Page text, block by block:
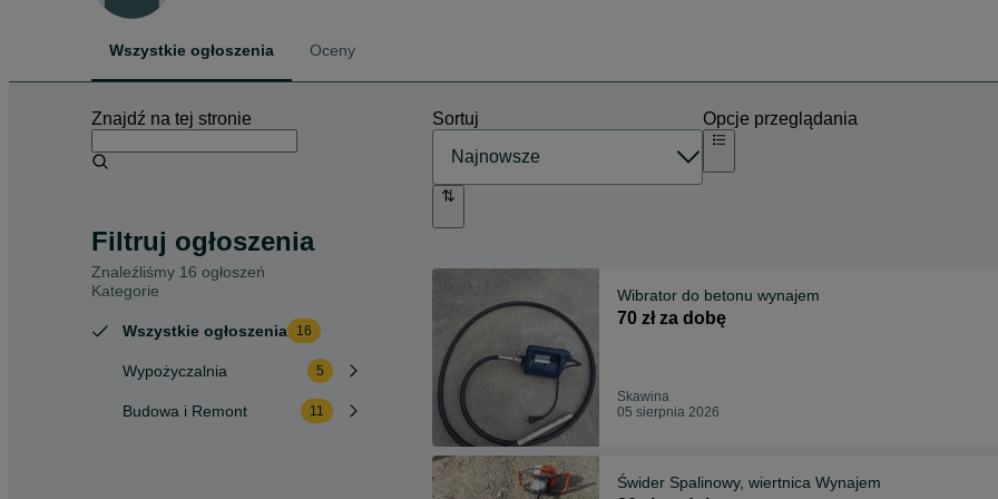
Wszystkie ogłoszenia Oceny
Znajdź na tej stronie
Filtruj ogłoszenia
Znaleźliśmy 16 ogłoszeń
Kategorie
Wszystkie ogłoszenia 16
Wypożyczalnia 5
Budowa i Remont 11
Sortuj Opcje przeglądania
Wibrator do betonu wynajem
70 zł za dobę
Skawina
05 sierpnia 2026
Świder Spalinowy, wiertnica Wynajem